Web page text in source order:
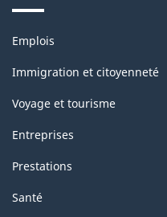
Thèmes
sujets
Emplois
Immigration et citoyenneté
Voyage et tourisme
Entreprises
Prestations
Santé